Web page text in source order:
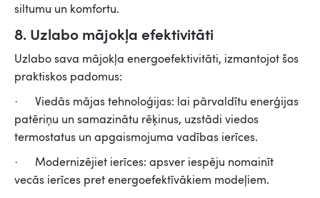
siltumu un komfortu.
8. Uzlabo mājokļa efektivitāti
Uzlabo sava mājokļa energoefektivitāti, izmantojot šos
praktiskos padomus:
· Viedās mājas tehnoloģijas: lai pārvaldītu enerģijas
patēriņu un samazinātu rēķinus, uzstādi viedos
termostatus un apgaismojuma vadības ierīces.
· Modernizējiet ierīces: apsver iespēju nomainīt
vecās ierīces pret energoefektīvākiem modeļiem.